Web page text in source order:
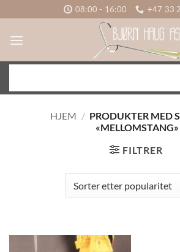
to
content
08:00 - 16:00 +47 33
HJEM / PRODUKTER MED
«MELLOMSTANG»
FILTRER